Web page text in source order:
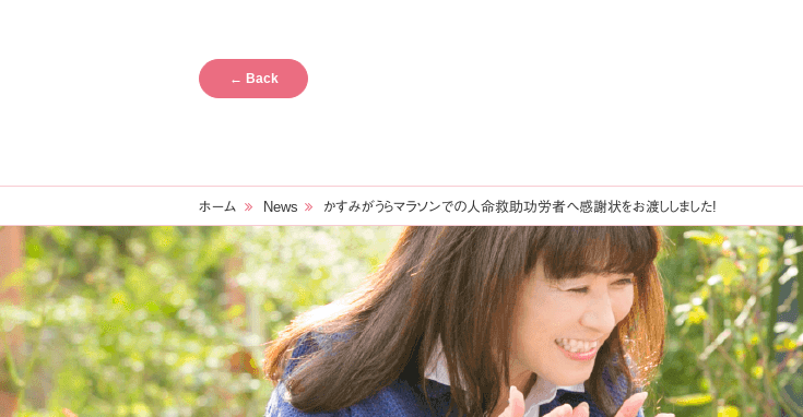
← Back
ホーム News かすみがうらマラソンでの人命救助功労者へ感謝状をお渡ししました!